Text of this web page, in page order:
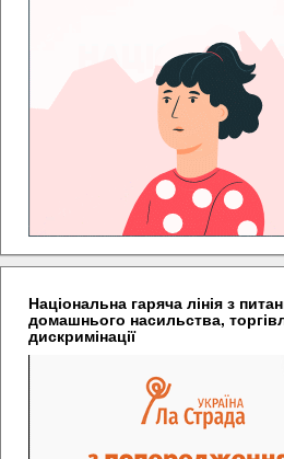
Національна гаряча лінія з
домашнього насильства,
дискримінації